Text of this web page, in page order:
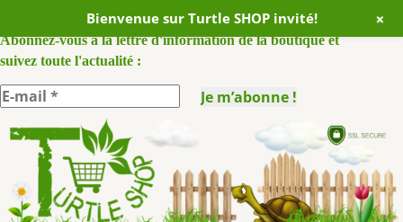
ABONNEZ VOUS A NOTRE NEWSLETTER :
Abonnez-vous à la lettre d'information de la boutique et
suivez toute l'actualité :
Skip
to
content
Bienvenue sur Turtle SHOP invité! +